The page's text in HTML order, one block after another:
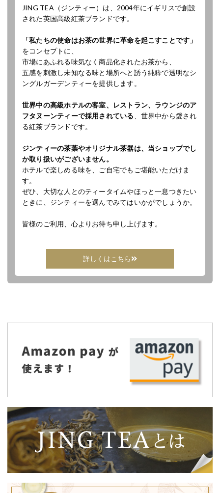
JING TEA（ジンティー）は、2004年にイギリスで創設
された英国高級紅茶ブランドです。
「私たちの使命はお茶の世界に革命を起こすことです」
をコンセプトに、
市場にあふれる味気なく商品化されたお茶から、
五感を刺激し未知なる味と場所へと誘う純粋で透明なシ
ングルガーデンティーを提供します。
世界中の高級ホテルの客室、レストラン、ラウンジのア
フタヌーンティーで採用されている 、世界中から愛され
る紅茶ブランドです。
ジンティーの茶葉やオリジナル茶器は、当ショップでし
か取り扱いがございません。
ホテルで楽しめる味を、ご自宅でもご堪能いただけま
す。
ぜひ、大切な人とのティータイムやほっと一息つきたい
ときに、ジンティーを選んでみてはいかがでしょうか。
皆様のご利用、心よりお待ち申し上げます。
詳しくはこちら